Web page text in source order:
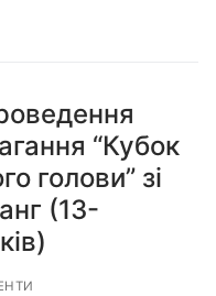
“Кубок
голови” зі
(13-